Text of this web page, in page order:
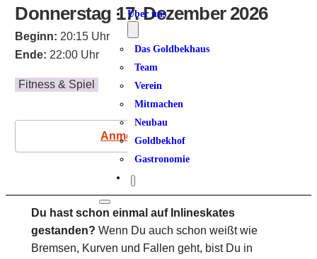
Über uns
Das Goldbekhaus
Team
Verein
Mitmachen
Neubau
Goldbekhof
Gastronomie
Donnerstag 17. Dezember 2026
Beginn: 20:15 Uhr
Ende: 22:00 Uhr
Fitness & Spiel
Anmeldung
Du hast schon einmal auf Inlineskates
gestanden? Wenn Du auch schon weißt wie
Bremsen, Kurven und Fallen geht, bist Du in